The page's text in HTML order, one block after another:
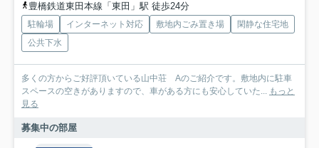
豊橋鉄道東田本線「東田」駅 徒歩24分
駐輪場 インターネット対応 敷地内ごみ置き場
閑静な住宅地
公共下水
多くの方からご好評頂いている山中荘 Aのご紹介です。敷地内に駐車
スペースの空きがありますので、車がある方にも安心していた... もっと
見る
募集中の部屋